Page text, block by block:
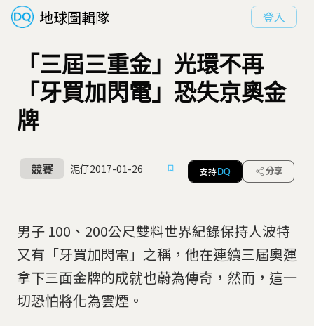
地球圖輯隊 登入
「三屆三重金」光環不再
「牙買加閃電」恐失京奧金
牌
競賽 泥仔2017-01-26 支持 DQ 分享
男子 100、200公尺雙料世界紀錄保持人波特
又有「牙買加閃電」之稱，他在連續三屆奧運
拿下三面金牌的成就也蔚為傳奇，然而，這一
切恐怕將化為雲煙。